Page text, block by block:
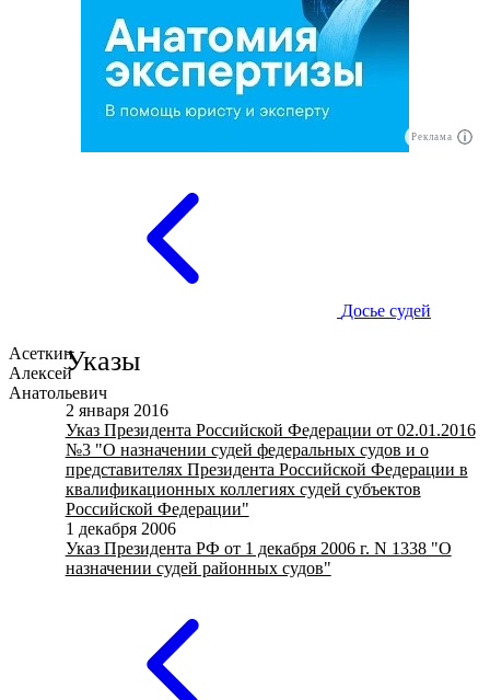
Реклама
Досье судей
Асеткин
Алексей
Анатольевич
Указы
2 января 2016
Указ Президента Российской Федерации от 02.01.2016
№3 "О назначении судей федеральных судов и о
представителях Президента Российской Федерации в
квалификационных коллегиях судей субъектов
Российской Федерации"
1 декабря 2006
Указ Президента РФ от 1 декабря 2006 г. N 1338 "О
назначении судей районных судов"